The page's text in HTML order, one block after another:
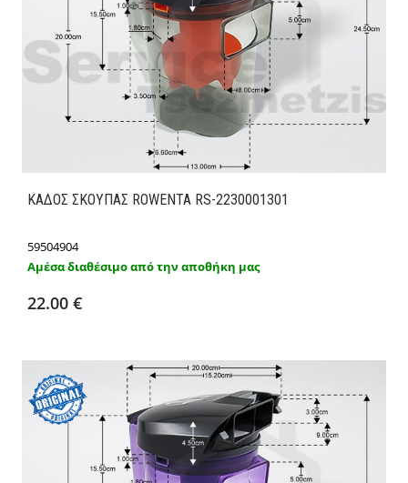
ΚΑΔΟΣ ΣΚΟΥΠΑΣ ROWENTA RS-2230001301
59504904
Αμέσα διαθέσιμο από την αποθήκη μας
22.00 €
Προσθήκη στο καλάθι